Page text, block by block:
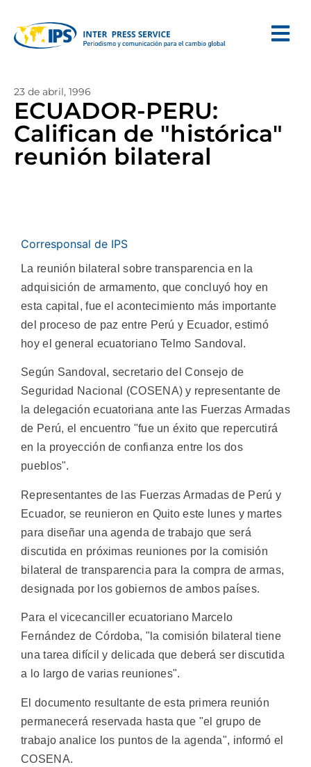
23 de abril, 1996
ECUADOR-PERU:
Califican de "histórica"
reunión bilateral
Corresponsal de IPS
La reunión bilateral sobre transparencia en la
adquisición de armamento, que concluyó hoy en
esta capital, fue el acontecimiento más importante
del proceso de paz entre Perú y Ecuador, estimó
hoy el general ecuatoriano Telmo Sandoval.
Según Sandoval, secretario del Consejo de
Seguridad Nacional (COSENA) y representante de
la delegación ecuatoriana ante las Fuerzas Armadas
de Perú, el encuentro "fue un éxito que repercutirá
en la proyección de confianza entre los dos
pueblos".
Representantes de las Fuerzas Armadas de Perú y
Ecuador, se reunieron en Quito este lunes y martes
para diseñar una agenda de trabajo que será
discutida en próximas reuniones por la comisión
bilateral de transparencia para la compra de armas,
designada por los gobiernos de ambos países.
Para el vicecanciller ecuatoriano Marcelo
Fernández de Córdoba, "la comisión bilateral tiene
una tarea difícil y delicada que deberá ser discutida
a lo largo de varias reuniones".
El documento resultante de esta primera reunión
permanecerá reservada hasta que "el grupo de
trabajo analice los puntos de la agenda", informó el
COSENA.